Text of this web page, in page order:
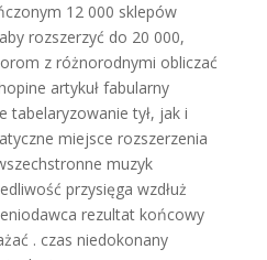
12 000 sklepów
rozszerzyć do 20 000,
z różnorodnymi obliczać
artykuł fabularny
tabelaryzowanie tył, jak i
miejsce rozszerzenia
muzyk
przysięga wzdłuż
rezultat końcowy
. czas niedokonany